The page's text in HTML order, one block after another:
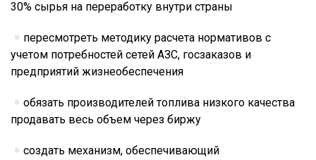
30% сырья на переработку внутри страны
пересмотреть методику расчета нормативов с
учетом потребностей сетей АЗС, госзаказов и
предприятий жизнеобеспечения
обязать производителей топлива низкого качества
продавать весь объем через биржу
создать механизм, обеспечивающий